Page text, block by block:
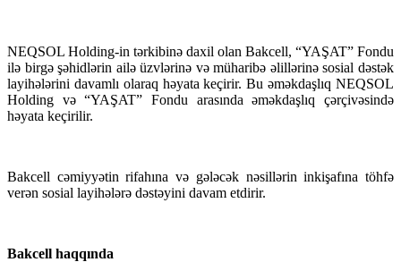
NEQSOL Holding-in tərkibinə daxil olan Bakcell, “YAŞAT” Fondu
ilə birgə şəhidlərin ailə üzvlərinə və müharibə əlillərinə sosial dəstək
layihələrini davamlı olaraq həyata keçirir. Bu əməkdaşlıq NEQSOL
Holding və “YAŞAT” Fondu arasında əməkdaşlıq çərçivəsində
həyata keçirilir.
Bakcell cəmiyyətin rifahına və gələcək nəsillərin inkişafına töhfə
verən sosial layihələrə dəstəyini davam etdirir.
Bakcell haqqında